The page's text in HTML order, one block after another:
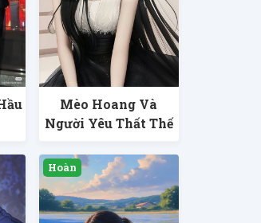
Mèo Hoang Và
Người Yêu Thất Thế